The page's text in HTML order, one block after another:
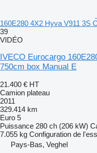
160E280 4X2 Hyva V911 3S
39
VIDÉO
IVECO Eurocargo
750cm box Manual E
21.400 € HT
Camion plateau
2011
329.414 km
Euro 5
Puissance 280 ch (206 kW)
7.055 kg Configuration de
Pays-Bas, Veghel